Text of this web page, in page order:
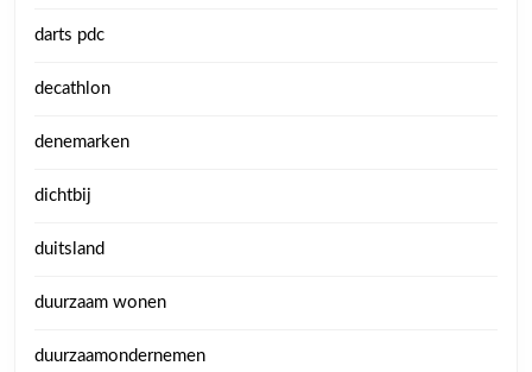
darts pdc
decathlon
denemarken
dichtbij
duitsland
duurzaam wonen
duurzaamondernemen